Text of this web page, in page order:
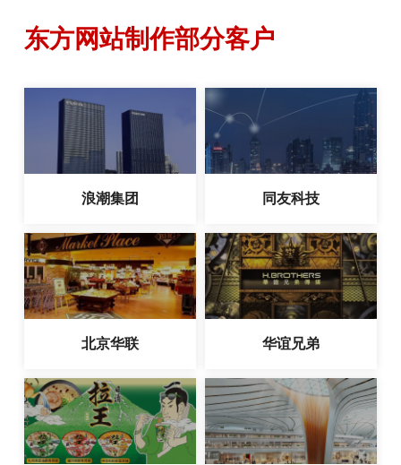
东方网站制作部分客户
浪潮集团 同友科技
北京华联 华谊兄弟